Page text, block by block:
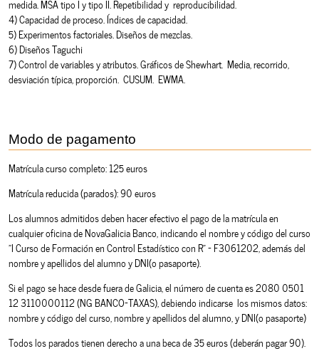
medida. MSA tipo I y tipo II. Repetibilidad y reproducibilidad.
4) Capacidad de proceso. Índices de capacidad.
5) Experimentos factoriales. Diseños de mezclas.
6) Diseños Taguchi
7) Control de variables y atributos. Gráficos de Shewhart. Media, recorrido,
desviación típica, proporción. CUSUM. EWMA.
Modo de pagamento
Matrícula curso completo: 125 euros
Matrícula reducida (parados): 90 euros
Los alumnos admitidos deben hacer efectivo el pago de la matrícula en
cualquier oficina de NovaGalicia Banco, indicando el nombre y código del curso
"I Curso de Formación en Control Estadístico con R" - F3061202, además del
nombre y apellidos del alumno y DNI(o pasaporte).
Si el pago se hace desde fuera de Galicia, el número de cuenta es 2080 0501
12 3110000112 (NG BANCO-TAXAS), debiendo indicarse los mismos datos:
nombre y código del curso, nombre y apellidos del alumno, y DNI(o pasaporte)
Todos los parados tienen derecho a una beca de 35 euros (deberán pagar 90).